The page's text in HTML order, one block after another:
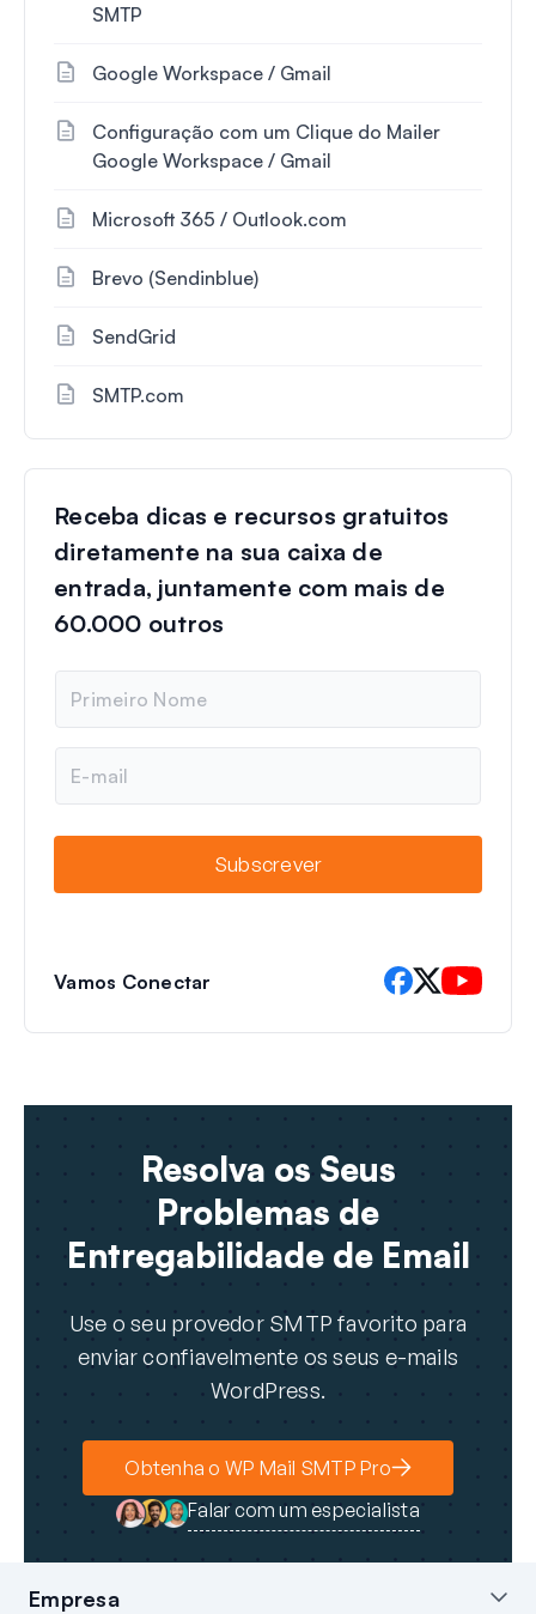
SMTP
Google Workspace / Gmail
Configuração com um Clique do Mailer
Google Workspace / Gmail
Microsoft 365 / Outlook.com
Brevo (Sendinblue)
SendGrid
SMTP.com
Receba dicas e recursos gratuitos
diretamente na sua caixa de
entrada, juntamente com mais de
60.000 outros
m
e
m
Subscrever
Vamos Conectar
Resolva os Seus
Problemas de
Entregabilidade de Email
Use o seu provedor SMTP favorito para
enviar confiavelmente os seus e-mails
WordPress.
Obtenha o WP Mail SMTP Pro
Falar com um especialista
Empresa